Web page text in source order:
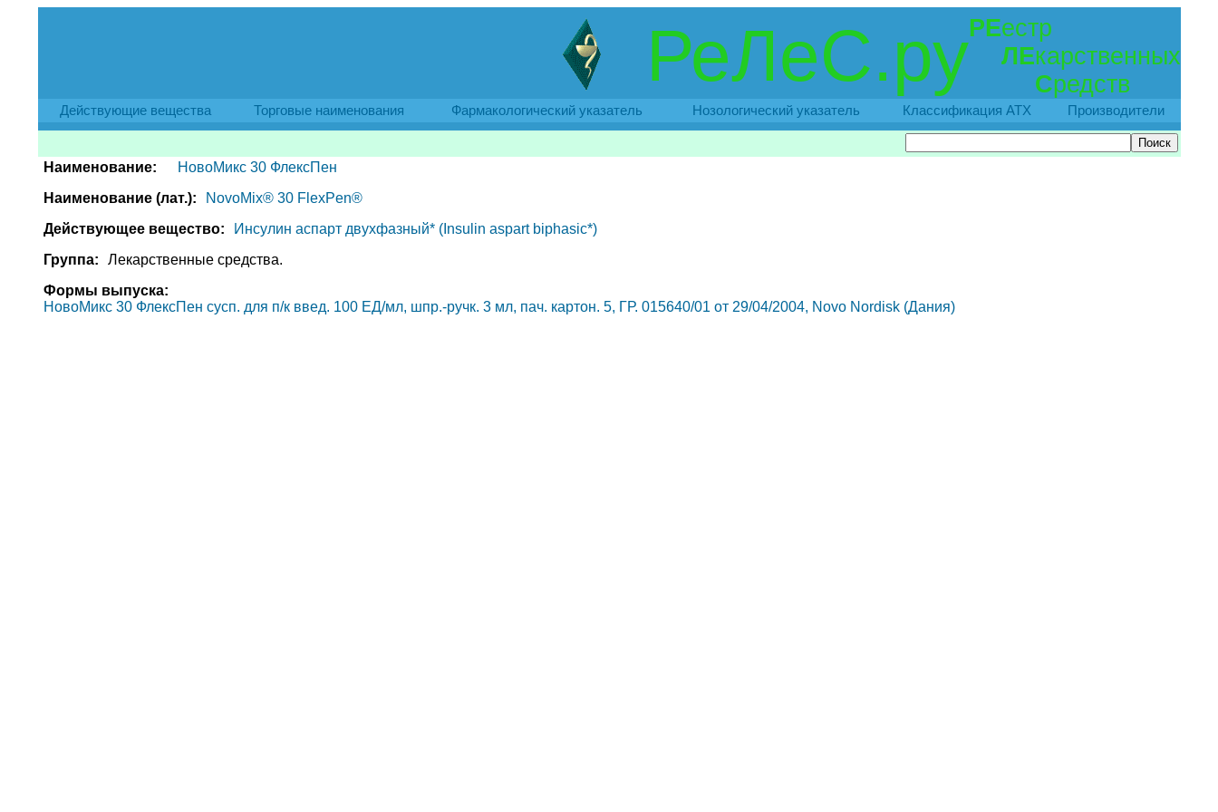
РеЛеС.руРЕестр
ЛЕкарственных
Средств
Действующие вещества Торговые наименования Фармакологический указатель Нозологический указатель Классификация АТХ Производители
Наименование:
НовоМикс 30 ФлексПен
Наименование (лат.):
NovoMix® 30 FlexPen®
Действующее вещество:
Инсулин аспарт двухфазный* (Insulin aspart biphasic*)
Группа:
Лекарственные средства.
Формы выпуска:
НовоМикс 30 ФлексПен сусп. для п/к введ. 100 ЕД/мл, шпр.-ручк. 3 мл, пач. картон. 5, ГР. 015640/01 от 29/04/2004, Novo Nordisk (Дания)